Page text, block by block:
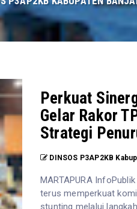
Perkuat
Gelar Rakor
Strategi
DINSOS P3AP2KB
MARTAPURA
terus memperkuat
stunting melalui